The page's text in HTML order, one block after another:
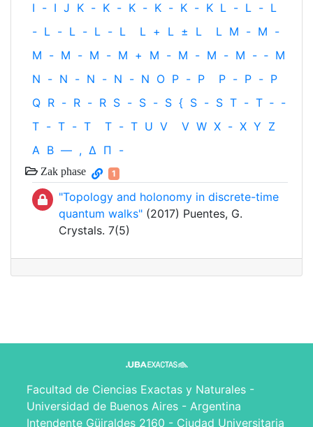
I - I J K - K - K - K - K - K L - L - L
- L - L - L - L L + L ± L L M - M -
M - M - M - M + M - M - M - M - ‐ M
N - N - N - N - N O P - P P - P - P
Q R - R - R S - S - S { S - S T - T ‐ -
T - T - T T - T U V V W X - X Y Z
Α Β — , Δ Π -
Zak phase 1
"Topology and holonomy in discrete-time
quantum walks" (2017) Puentes, G.
Crystals. 7(5)
Facultad de Ciencias Exactas y Naturales -
Universidad de Buenos Aires - Argentina
Intendente Güiraldes 2160 - Ciudad Universitaria